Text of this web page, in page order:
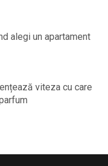
alegi un apartament
viteza cu care